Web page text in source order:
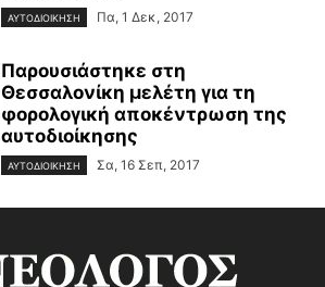
ΑΥΤΟΔΙΟΙΚΗΣΗ Πα, 1 Δεκ, 2017
Παρουσιάστηκε στη
Θεσσαλονίκη μελέτη για τη
φορολογική αποκέντρωση της
αυτοδιοίκησης
ΑΥΤΟΔΙΟΙΚΗΣΗ Σα, 16 Σεπ, 2017